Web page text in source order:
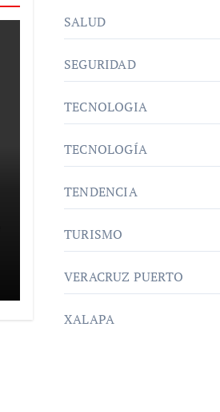
SALUD
SEGURIDAD
TECNOLOGIA
TECNOLOGÍA
TENDENCIA
TURISMO
VERACRUZ PUERTO
XALAPA